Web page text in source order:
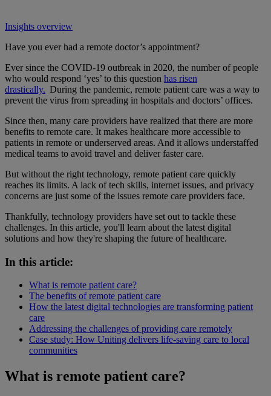
Insights overview
Have you ever had a remote doctor’s appointment?
Ever since the COVID-19 outbreak in 2020, the number of people
who would respond ‘yes’ to this question has risen
drastically. During the pandemic, remote patient care was a way to
prevent the virus from spreading in hospitals and doctors’ offices.
Since then, many care providers have realized that there are more
benefits to remote care. It makes healthcare more accessible to
patients in remote or underserved areas. And it allows understaffed
medical teams to avoid travel and deliver faster care.
But without the right technology, remote patient care quickly
reaches its limits. A lack of tech skills, internet issues, and privacy
concerns are just some of the issues remote care providers face.
Thankfully, technology providers have set out to tackle these
challenges. In this article, you'll learn about the latest digital
solutions and how they're shaping the future of healthcare.
In this article:
What is remote patient care?
The benefits of remote patient care
How the latest digital technologies are transforming patient
care
Addressing the challenges of providing care remotely
Case study: How Uniting delivers life-saving care to local
communities
What is remote patient care?